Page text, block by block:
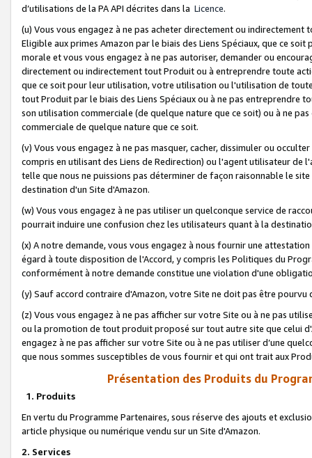
d’utilisations de la PA API décrites dans la Licence.
(u) Vous vous engagez à ne pas acheter directement ou
Eligible aux primes Amazon par le biais des Liens Spéciaux, que ce
morale et vous vous engagez à ne pas autoriser, demander ou
directement ou indirectement tout Produit ou à entreprendre toute
que ce soit pour leur utilisation, votre utilisation ou l'utilisation de
tout Produit par le biais des Liens Spéciaux ou à ne pas entreprendre
son utilisation commerciale (de quelque nature que ce soit) ou à ne
commerciale de quelque nature que ce soit.
(v) Vous vous engagez à ne pas masquer, cacher, dissimuler ou
compris en utilisant des Liens de Redirection) ou l'agent utilisateur
telle que nous ne puissions pas déterminer de façon raisonnable le
destination d'un Site d'Amazon.
(w) Vous vous engagez à ne pas utiliser un quelconque service de
pourrait induire une confusion chez les utilisateurs quant à la
(x) A notre demande, vous vous engagez à nous fournir une
égard à toute disposition de l'Accord, y compris les Politiques du
conformément à notre demande constitue une violation d'une
(y) Sauf accord contraire d'Amazon, votre Site ne doit pas être
(z) Vous vous engagez à ne pas afficher sur votre Site ou à ne pas
ou la promotion de tout produit proposé sur tout autre site que celui
engagez à ne pas afficher sur votre Site ou à ne pas utiliser d’une
que nous sommes susceptibles de vous fournir et qui ont trait aux
Présentation des Produits du
1. Produits
En vertu du Programme Partenaires, sous réserve des ajouts et
article physique ou numérique vendu sur un Site d'Amazon.
2. Services